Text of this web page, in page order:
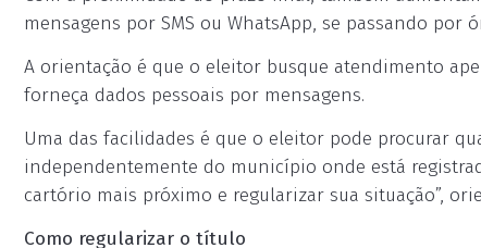
mensagens por SMS ou WhatsApp, se passando
A orientação é que o eleitor busque atendimento
forneça dados pessoais por mensagens.
Uma das facilidades é que o eleitor pode procurar
independentemente do município onde está
cartório mais próximo e regularizar sua situação”,
Como regularizar o título